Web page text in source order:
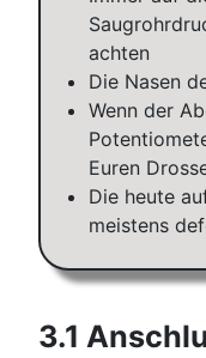
achten
Die Nasen
Wenn der
Euren
Die heute
meistens
3.1